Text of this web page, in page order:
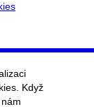
Když